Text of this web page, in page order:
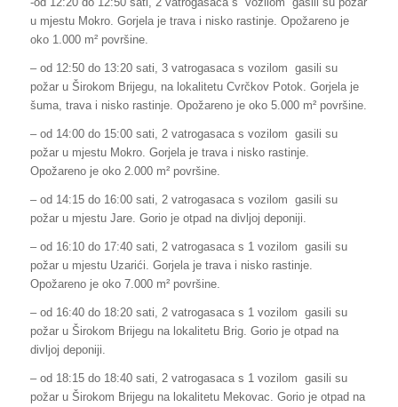
u mjestu Mokro. Gorjela je trava i nisko rastinje. Opožareno je
oko 1.000 m² površine.
– od 12:50 do 13:20 sati, 3 vatrogasaca s vozilom gasili su
požar u Širokom Brijegu, na lokalitetu Cvrčkov Potok. Gorjela je
šuma, trava i nisko rastinje. Opožareno je oko 5.000 m² površine.
– od 14:00 do 15:00 sati, 2 vatrogasaca s vozilom gasili su
požar u mjestu Mokro. Gorjela je trava i nisko rastinje.
Opožareno je oko 2.000 m² površine.
– od 14:15 do 16:00 sati, 2 vatrogasaca s vozilom gasili su
požar u mjestu Jare. Gorio je otpad na divljoj deponiji.
– od 16:10 do 17:40 sati, 2 vatrogasaca s 1 vozilom gasili su
požar u mjestu Uzarići. Gorjela je trava i nisko rastinje.
Opožareno je oko 7.000 m² površine.
– od 16:40 do 18:20 sati, 2 vatrogasaca s 1 vozilom gasili su
požar u Širokom Brijegu na lokalitetu Brig. Gorio je otpad na
divljoj deponiji.
– od 18:15 do 18:40 sati, 2 vatrogasaca s 1 vozilom gasili su
požar u Širokom Brijegu na lokalitetu Mekovac. Gorio je otpad na